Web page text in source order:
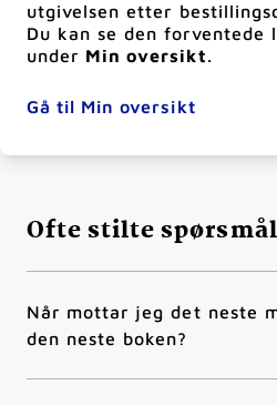
utgivelsen etter
Du kan se den forventede
under Min oversikt.
Gå til Min oversikt
Ofte stilte spørsmål
Når mottar jeg det neste
den neste boken?